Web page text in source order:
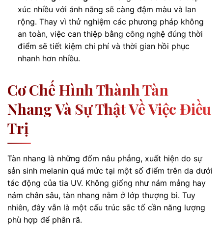
xúc nhiều với ánh nắng sẽ càng đậm màu và lan
rộng. Thay vì thử nghiệm các phương pháp không
an toàn, việc can thiệp bằng công nghệ đúng thời
điểm sẽ tiết kiệm chi phí và thời gian hồi phục
nhanh hơn nhiều.
Cơ Chế Hình Thành Tàn
Nhang Và Sự Thật Về Việc Điều
Trị
Tàn nhang là những đốm nâu phẳng, xuất hiện do sự
sản sinh melanin quá mức tại một số điểm trên da dưới
tác động của tia UV. Không giống như nám mảng hay
nám chân sâu, tàn nhang nằm ở lớp thượng bì. Tuy
nhiên, đây vẫn là một cấu trúc sắc tố cần năng lượng
phù hợp để phân rã.